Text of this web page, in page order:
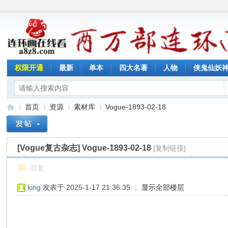
权限开通 最新 单本 四大名著 人物 侠鬼仙妖
»
首页
›
资源
›
素材库
›
Vogue-1893-02-18
[Vogue复古杂志]Vogue-1893-02-18 [复制链接]
回复
king 发表于 2025-1-17 21:36:35 | 显示全部楼层